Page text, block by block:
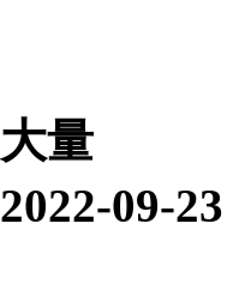
大量
2022-09-23